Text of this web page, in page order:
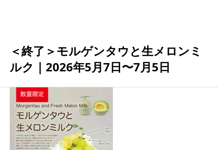
＜終了＞モルゲンタウと生メロンミ
ルク｜2026年5月7日〜7月5日